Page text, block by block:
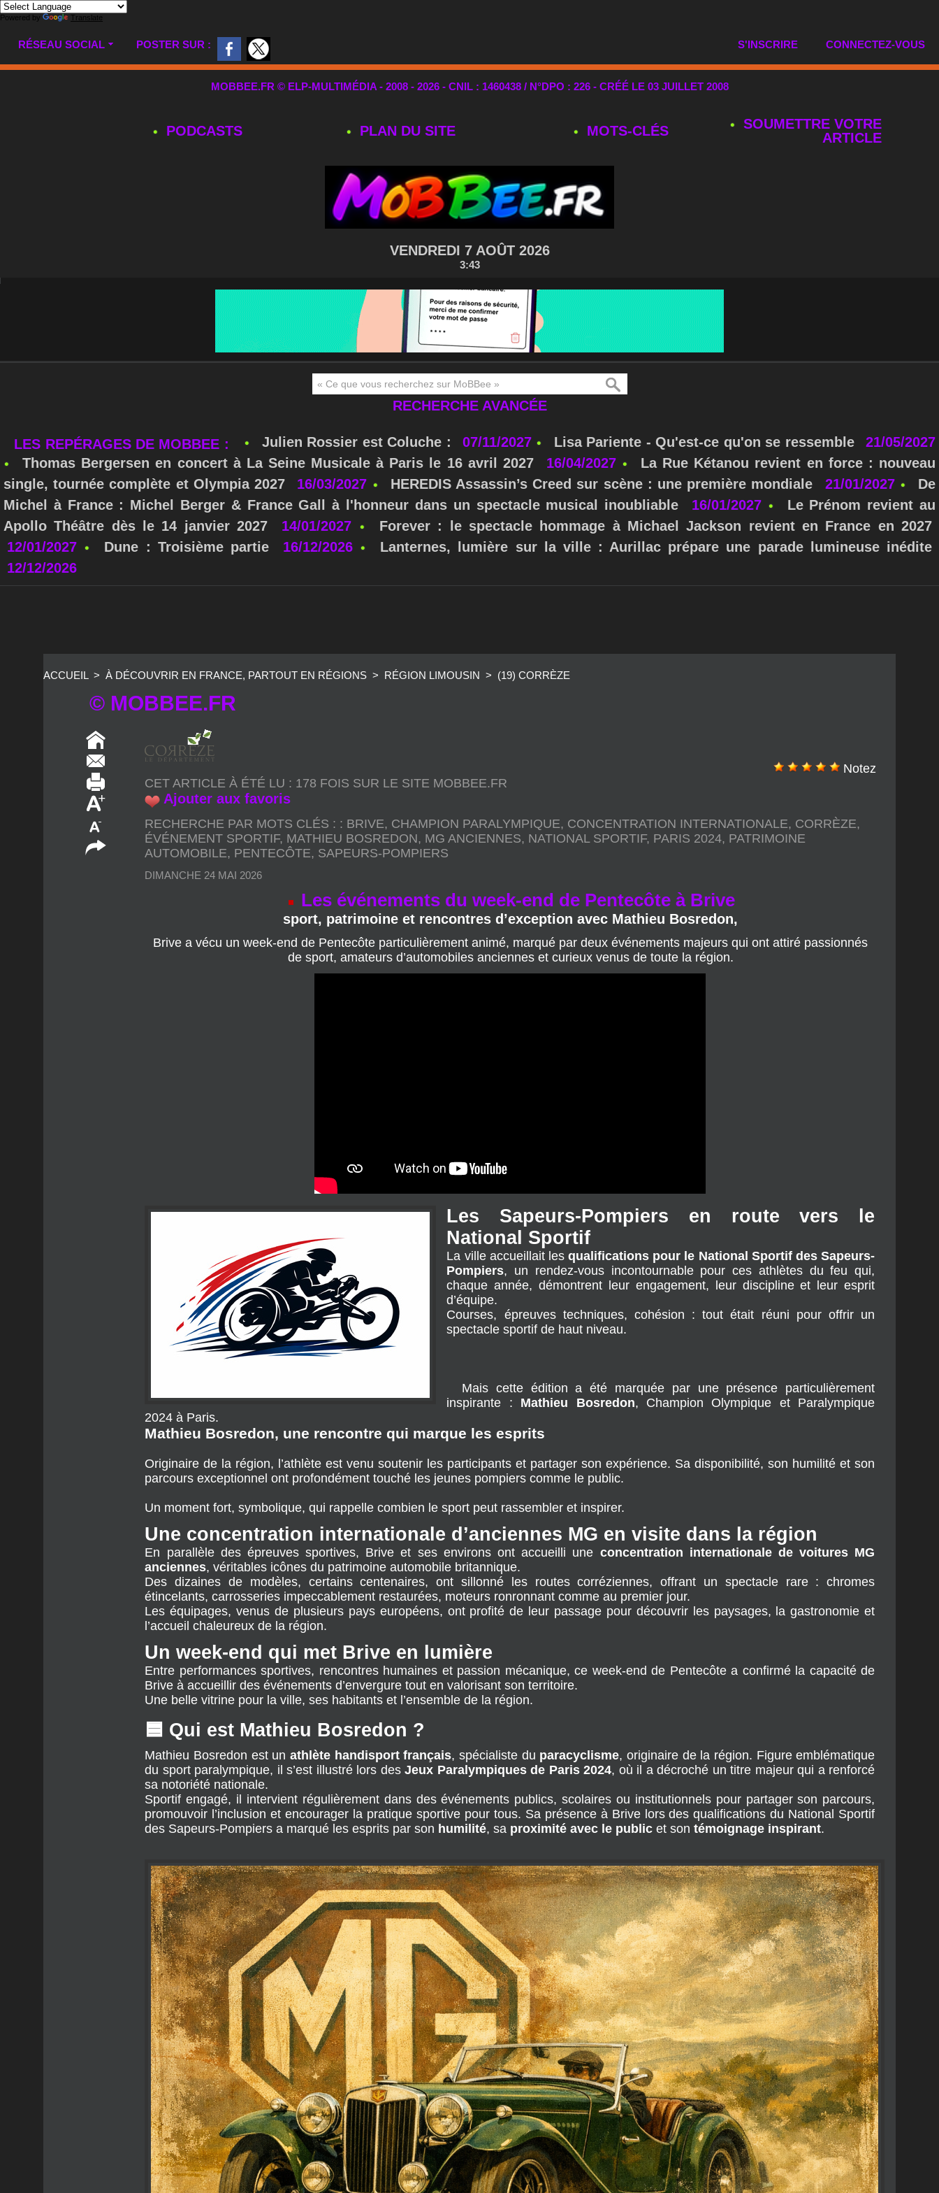
Powered by Translate
RÉSEAU SOCIAL POSTER SUR : CONNECTEZ-VOUS
S'INSCRIRE
MOBBEE.FR © ELP-MULTIMÉDIA - 2008 - 2026 - CNIL : 1460438 / N°DPO : 226 - CRÉÉ LE 03 JUILLET 2008
PODCASTS PLAN DU SITE MOTS‑CLÉS
SOUMETTRE VOTRE
ARTICLE
VENDREDI 7 AOÛT 2026
3:43
RECHERCHE AVANCÉE
LES REPÉRAGES DE MOBBEE : Julien Rossier est Coluche : 07/11/2027 Lisa Pariente - Qu'est-ce qu'on se ressemble
21/05/2027
Thomas Bergersen en concert à La Seine Musicale à Paris le 16 avril 2027
16/04/2027
La Rue Kétanou revient en force : nouveau
single, tournée complète et Olympia 2027
16/03/2027 HEREDIS Assassin’s Creed sur scène : une première mondiale 21/01/2027
De
Michel à France : Michel Berger & France Gall à l'honneur dans un spectacle musical inoubliable
16/01/2027
Le Prénom revient au
Apollo Théâtre dès le 14 janvier 2027
14/01/2027
Forever : le spectacle hommage à Michael Jackson revient en France en 2027
12/01/2027
Dune : Troisième partie 16/12/2026
Lanternes, lumière sur la ville : Aurillac prépare une parade lumineuse inédite
12/12/2026
ACCUEIL > À DÉCOUVRIR EN FRANCE, PARTOUT EN RÉGIONS > RÉGION LIMOUSIN > (19) CORRÈZE
© MOBBEE.FR
Notez
CET ARTICLE À ÉTÉ LU : 178 FOIS SUR LE SITE MOBBEE.FR
Ajouter aux favoris
RECHERCHE PAR MOTS CLÉS : : BRIVE, CHAMPION PARALYMPIQUE, CONCENTRATION INTERNATIONALE, CORRÈZE,
ÉVÉNEMENT SPORTIF, MATHIEU BOSREDON, MG ANCIENNES, NATIONAL SPORTIF, PARIS 2024, PATRIMOINE
AUTOMOBILE, PENTECÔTE, SAPEURS-POMPIERS
DIMANCHE 24 MAI 2026
Les événements du week-end de Pentecôte à Brive
sport, patrimoine et rencontres d’exception avec Mathieu Bosredon,
Brive a vécu un week-end de Pentecôte particulièrement animé, marqué par deux événements majeurs qui ont attiré passionnés
de sport, amateurs d’automobiles anciennes et curieux venus de toute la région.
Les Sapeurs-Pompiers en route vers le
National Sportif
La ville accueillait les qualifications pour le National Sportif des Sapeurs-
Pompiers, un rendez-vous incontournable pour ces athlètes du feu qui,
chaque année, démontrent leur engagement, leur discipline et leur esprit
d’équipe.
Courses, épreuves techniques, cohésion : tout était réuni pour offrir un
spectacle sportif de haut niveau.
inspirante : Mathieu Bosredon, Champion Olympique et Paralympique
2024 à Paris.
Mathieu Bosredon, une rencontre qui marque les esprits
Originaire de la région, l’athlète est venu soutenir les participants et partager son expérience. Sa disponibilité, son humilité et son
parcours exceptionnel ont profondément touché les jeunes pompiers comme le public.
Un moment fort, symbolique, qui rappelle combien le sport peut rassembler et inspirer.
Une concentration internationale d’anciennes MG en visite dans la région
En parallèle des épreuves sportives, Brive et ses environs ont accueilli une concentration internationale de voitures MG
anciennes, véritables icônes du patrimoine automobile britannique.
Des dizaines de modèles, certains centenaires, ont sillonné les routes corréziennes, offrant un spectacle rare : chromes
étincelants, carrosseries impeccablement restaurées, moteurs ronronnant comme au premier jour.
Les équipages, venus de plusieurs pays européens, ont profité de leur passage pour découvrir les paysages, la gastronomie et
l’accueil chaleureux de la région.
Un week-end qui met Brive en lumière
Entre performances sportives, rencontres humaines et passion mécanique, ce week-end de Pentecôte a confirmé la capacité de
Brive à accueillir des événements d’envergure tout en valorisant son territoire.
Une belle vitrine pour la ville, ses habitants et l’ensemble de la région.
🟦 Qui est Mathieu Bosredon ?
Mathieu Bosredon est un athlète handisport français, spécialiste du paracyclisme, originaire de la région. Figure emblématique
du sport paralympique, il s’est illustré lors des Jeux Paralympiques de Paris 2024, où il a décroché un titre majeur qui a renforcé
sa notoriété nationale.
Sportif engagé, il intervient régulièrement dans des événements publics, scolaires ou institutionnels pour partager son parcours,
promouvoir l’inclusion et encourager la pratique sportive pour tous. Sa présence à Brive lors des qualifications du National Sportif
des Sapeurs‑Pompiers a marqué les esprits par son humilité, sa proximité avec le public et son témoignage inspirant.